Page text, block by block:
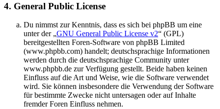
4. General Public License
Du nimmst zur Kenntnis, dass es sich bei phpBB um eine
unter der „GNU General Public License v2“ (GPL)
bereitgestellten Foren-Software von phpBB Limited
(www.phpbb.com) handelt; deutschsprachige Informationen
werden durch die deutschsprachige Community unter
www.phpbb.de zur Verfügung gestellt. Beide haben keinen
Einfluss auf die Art und Weise, wie die Software verwendet
wird. Sie können insbesondere die Verwendung der Software
für bestimmte Zwecke nicht untersagen oder auf Inhalte
fremder Foren Einfluss nehmen.